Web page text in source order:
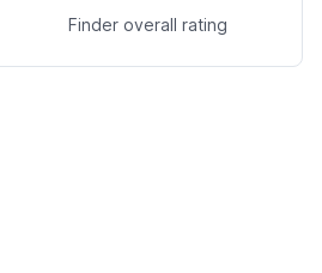
Finder overall rating